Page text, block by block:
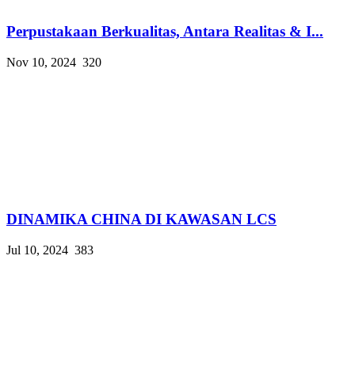
Perpustakaan Berkualitas, Antara Realitas & I...
Nov 10, 2024 320
DINAMIKA CHINA DI KAWASAN LCS
Jul 10, 2024 383